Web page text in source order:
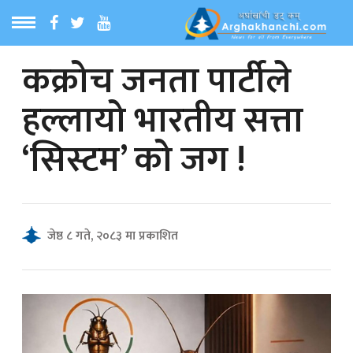
MENU
समाचार
समाचार
कक्रोच जनता पार्टीले
हल्लायो भारतीय सत्ता
‘सिस्टम’ को जग !
जेष्ठ ८ गते, २०८३ मा प्रकाशित